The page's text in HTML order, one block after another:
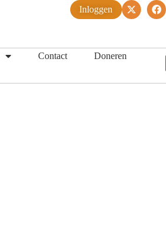
Inloggen
Contact Doneren